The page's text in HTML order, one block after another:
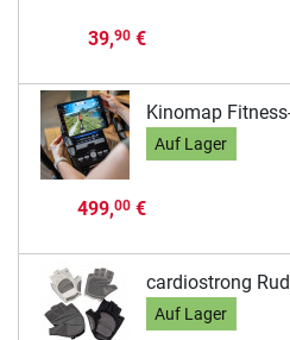
39,90€
Kinomap
Auf Lager
499,00€
cardiostrong
Auf Lager